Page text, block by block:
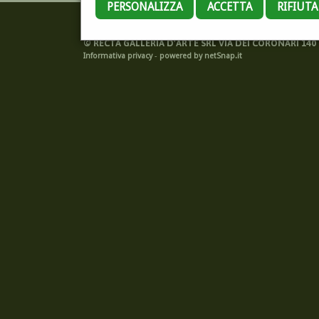
PERSONALIZZA ACCETTA
©RECTA GALLERIA D'ARTE SRL VIA DEI CORONARI
Informativa privacy- powered by netSnap.it